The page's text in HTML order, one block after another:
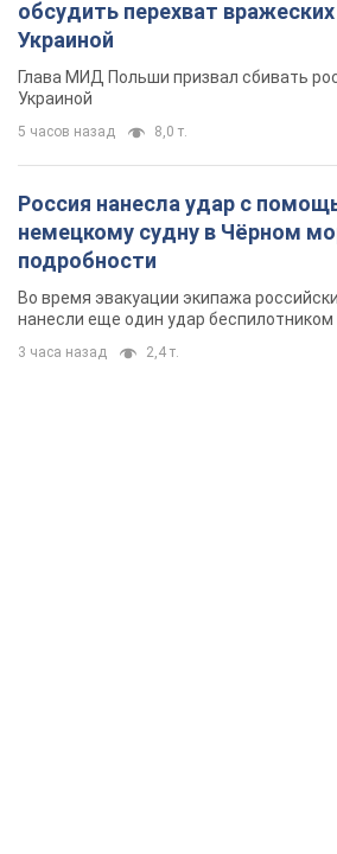
обсудить перехват
Украиной
Глава МИД Польши призвал сбивать
Украиной
5 часов назад 8,0 т.
Россия нанесла удар с
немецкому судну в Чёрном
подробности
Во время эвакуации экипажа
нанесли еще один удар беспилотником
3 часа назад 2,4 т.